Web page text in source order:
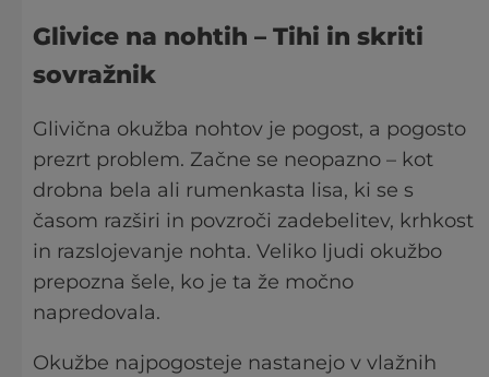
Glivice na nohtih – Tihi in skriti
sovražnik
Glivična okužba nohtov je pogost, a pogosto
prezrt problem. Začne se neopazno – kot
drobna bela ali rumenkasta lisa, ki se s
časom razširi in povzroči zadebelitev, krhkost
in razslojevanje nohta. Veliko ljudi okužbo
prepozna šele, ko je ta že močno
napredovala.
Okužbe najpogosteje nastanejo v vlažnih